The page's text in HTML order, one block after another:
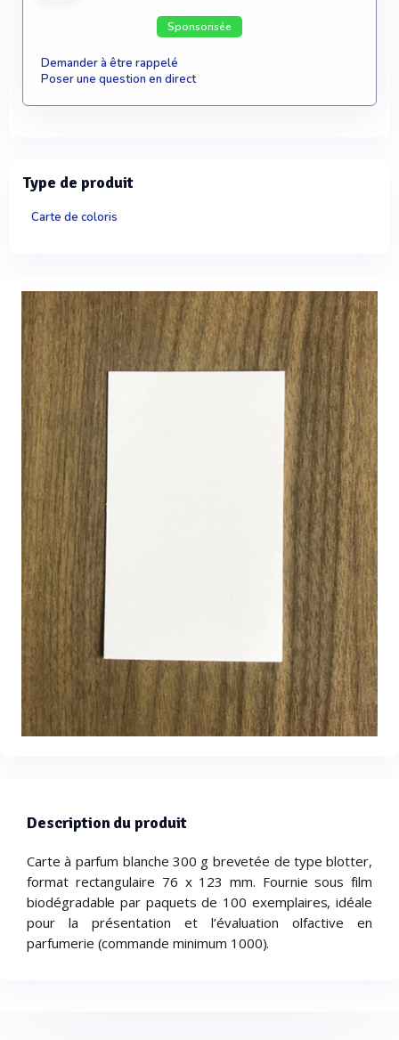
Description du produit
Carte à parfum blanche 300 g brevetée de type blotter,
format rectangulaire 76 x 123 mm. Fournie sous film
biodégradable par paquets de 100 exemplaires, idéale
pour la présentation et l’évaluation olfactive en
parfumerie (commande minimum 1000).
Sponsorisée
Demander à être rappelé
Poser une question en direct
Type de produit
Carte de coloris